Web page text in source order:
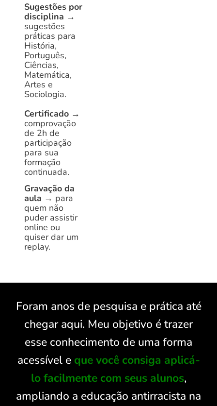
Sugestões por
disciplina →
sugestões
práticas para
História,
Português,
Ciências,
Matemática,
Artes e
Sociologia.
Certificado →
comprovação
de 2h de
participação
para sua
formação
continuada.
Gravação da
aula → para
quem não
puder assistir
online ou
quiser dar um
replay.
Foram anos de pesquisa e prática até
chegar aqui. Meu objetivo é trazer
esse conhecimento de uma forma
acessível e que você consiga aplicá-
lo facilmente com seus alunos,
ampliando a educação antirracista na